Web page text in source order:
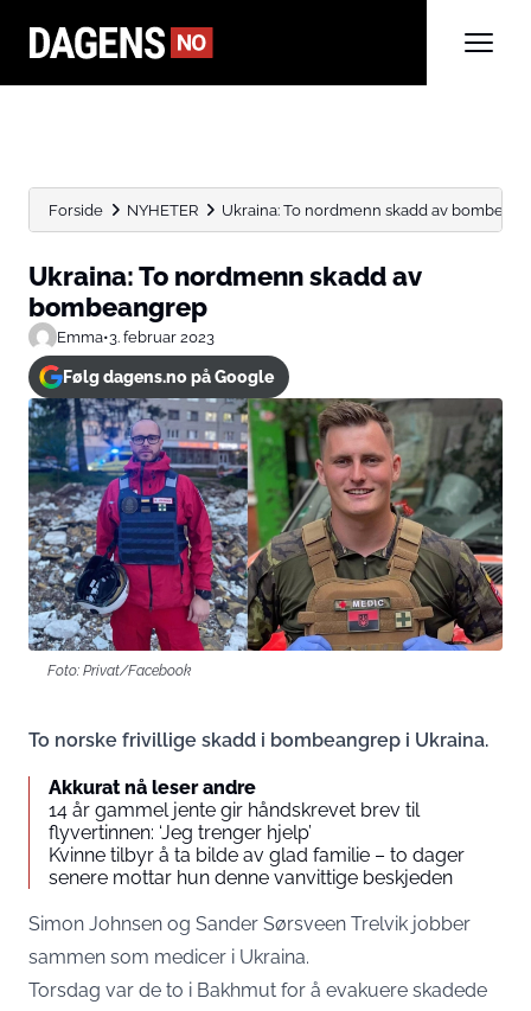
Forside NYHETER Ukraina: To nordmenn skadd av
Ukraina: To nordmenn skadd av
bombeangrep
Emma•3. februar 2023
Følg dagens.no på Google
Foto: Privat/Facebook
To norske frivillige skadd i bombeangrep i Ukraina.
Akkurat nå leser andre
14 år gammel jente gir håndskrevet brev til
flyvertinnen: ‘Jeg trenger hjelp’
Kvinne tilbyr å ta bilde av glad familie – to dager
senere mottar hun denne vanvittige beskjeden
Simon Johnsen og Sander Sørsveen Trelvik jobber
sammen som medicer i Ukraina.
Torsdag var de to i Bakhmut for å evakuere skadede